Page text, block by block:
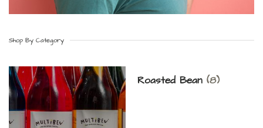
Shop By Category
Roasted Bean (8)